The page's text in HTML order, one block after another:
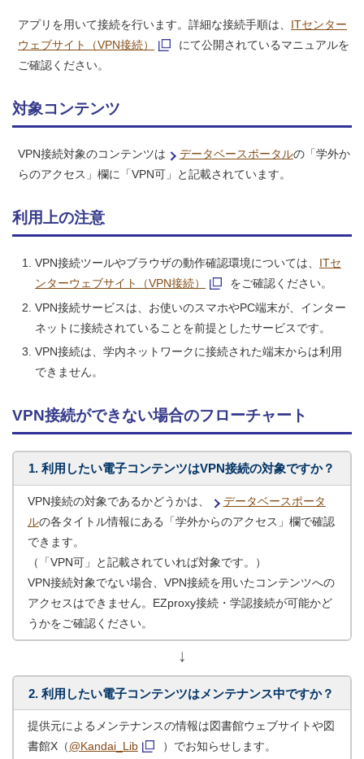
アプリを用いて接続を行います。詳細な接続手順は、 ITセンター
ウェブサイト（VPN接続）
にて公開されているマニュアルを
ご確認ください。
対象コンテンツ
VPN接続対象のコンテンツは データベースポータルの「学外か
らのアクセス」欄に「VPN可」と記載されています。
利用上の注意
VPN接続ツールやブラウザの動作確認環境については、 ITセ
ンターウェブサイト（VPN接続）
をご確認ください。
VPN接続サービスは、お使いのスマホやPC端末が、インター
ネットに接続されていることを前提としたサービスです。
VPN接続は、学内ネットワークに接続された端末からは利用
できません。
VPN接続ができない場合のフローチャート
1. 利用したい電子コンテンツはVPN接続の対象ですか？
VPN接続の対象であるかどうかは、
データベースポータ
ルの各タイトル情報にある「学外からのアクセス」欄で確認
できます。
（「VPN可」と記載されていれば対象です。）
VPN接続対象でない場合、VPN接続を用いたコンテンツへの
アクセスはできません。EZproxy接続・学認接続が可能かど
うかをご確認ください。
↓
2. 利用したい電子コンテンツはメンテナンス中ですか？
提供元によるメンテナンスの情報は図書館ウェブサイトや図
書館X（@Kandai_Lib
）でお知らせします。